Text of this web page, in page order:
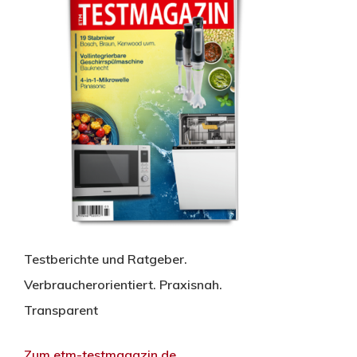
Testberichte und Ratgeber.
Verbraucherorientiert. Praxisnah.
Transparent